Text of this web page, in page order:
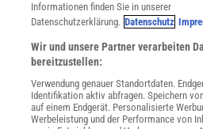
Uns finden Sie auch hier:
Informationen finden Sie in unserer
Datenschutzerklärung. Datenschutz
Wir und unsere Partner verarbeiten
bereitzustellen:
Verwendung genauer Standortdaten.
Identifikation aktiv abfragen. Speichern
auf einem Endgerät. Personalisierte
Werbeleistung und der Performance von